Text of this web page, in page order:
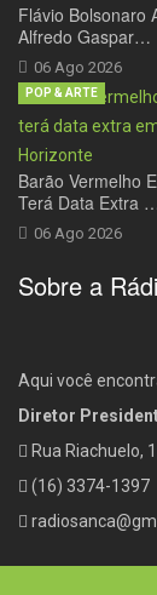
Flávio Bolsonaro
Alfredo Gaspar…
06 Ago 2026
Barão Vermelho
Terá Data Extra
06 Ago 2026
POP & ARTE
Sobre a
Aqui você
Diretor
Rua Riachuelo,
(16) 3374-1397